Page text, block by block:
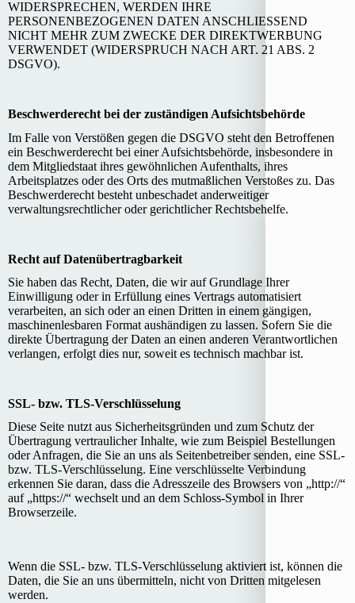
WIDERSPRECHEN, WERDEN IHRE
PERSONENBEZOGENEN DATEN ANSCHLIESSEND
NICHT MEHR ZUM ZWECKE DER DIREKTWERBUNG
VERWENDET (WIDERSPRUCH NACH ART. 21 ABS. 2
DSGVO).
Beschwerderecht bei der zuständigen Aufsichtsbehörde
Im Falle von Verstößen gegen die DSGVO steht den Betroffenen
ein Beschwerderecht bei einer Aufsichtsbehörde, insbesondere in
dem Mitgliedstaat ihres gewöhnlichen Aufenthalts, ihres
Arbeitsplatzes oder des Orts des mutmaßlichen Verstoßes zu. Das
Beschwerderecht besteht unbeschadet anderweitiger
verwaltungsrechtlicher oder gerichtlicher Rechtsbehelfe.
Recht auf Datenübertragbarkeit
Sie haben das Recht, Daten, die wir auf Grundlage Ihrer
Einwilligung oder in Erfüllung eines Vertrags automatisiert
verarbeiten, an sich oder an einen Dritten in einem gängigen,
maschinenlesbaren Format aushändigen zu lassen. Sofern Sie die
direkte Übertragung der Daten an einen anderen Verantwortlichen
verlangen, erfolgt dies nur, soweit es technisch machbar ist.
SSL- bzw. TLS-Verschlüsselung
Diese Seite nutzt aus Sicherheitsgründen und zum Schutz der
Übertragung vertraulicher Inhalte, wie zum Beispiel Bestellungen
oder Anfragen, die Sie an uns als Seitenbetreiber senden, eine SSL-
bzw. TLS-Verschlüsselung. Eine verschlüsselte Verbindung
erkennen Sie daran, dass die Adresszeile des Browsers von „http://“
auf „https://“ wechselt und an dem Schloss-Symbol in Ihrer
Browserzeile.
Wenn die SSL- bzw. TLS-Verschlüsselung aktiviert ist, können die
Daten, die Sie an uns übermitteln, nicht von Dritten mitgelesen
werden.